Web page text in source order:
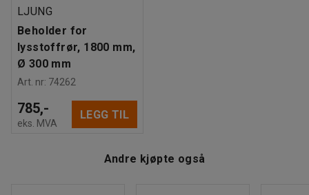
LJUNG
Beholder for
lysstoffrør, 1800 mm,
Ø 300 mm
Art. nr: 74262
785,-
eks. MVA
LEGG TIL
Andre kjøpte også